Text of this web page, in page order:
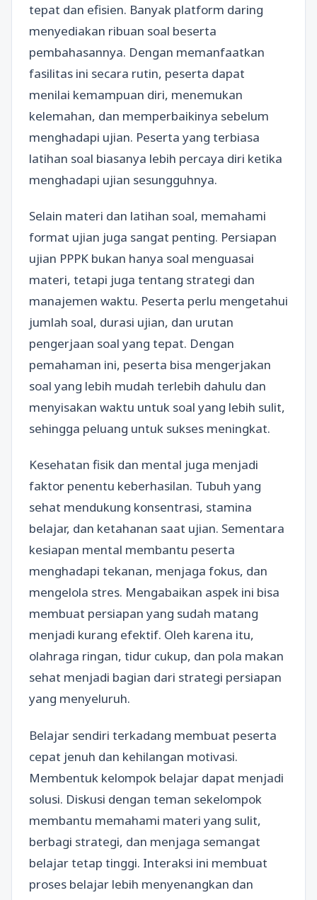
tepat dan efisien. Banyak platform daring
menyediakan ribuan soal beserta
pembahasannya. Dengan memanfaatkan
fasilitas ini secara rutin, peserta dapat
menilai kemampuan diri, menemukan
kelemahan, dan memperbaikinya sebelum
menghadapi ujian. Peserta yang terbiasa
latihan soal biasanya lebih percaya diri ketika
menghadapi ujian sesungguhnya.
Selain materi dan latihan soal, memahami
format ujian juga sangat penting. Persiapan
ujian PPPK bukan hanya soal menguasai
materi, tetapi juga tentang strategi dan
manajemen waktu. Peserta perlu mengetahui
jumlah soal, durasi ujian, dan urutan
pengerjaan soal yang tepat. Dengan
pemahaman ini, peserta bisa mengerjakan
soal yang lebih mudah terlebih dahulu dan
menyisakan waktu untuk soal yang lebih sulit,
sehingga peluang untuk sukses meningkat.
Kesehatan fisik dan mental juga menjadi
faktor penentu keberhasilan. Tubuh yang
sehat mendukung konsentrasi, stamina
belajar, dan ketahanan saat ujian. Sementara
kesiapan mental membantu peserta
menghadapi tekanan, menjaga fokus, dan
mengelola stres. Mengabaikan aspek ini bisa
membuat persiapan yang sudah matang
menjadi kurang efektif. Oleh karena itu,
olahraga ringan, tidur cukup, dan pola makan
sehat menjadi bagian dari strategi persiapan
yang menyeluruh.
Belajar sendiri terkadang membuat peserta
cepat jenuh dan kehilangan motivasi.
Membentuk kelompok belajar dapat menjadi
solusi. Diskusi dengan teman sekelompok
membantu memahami materi yang sulit,
berbagi strategi, dan menjaga semangat
belajar tetap tinggi. Interaksi ini membuat
proses belajar lebih menyenangkan dan